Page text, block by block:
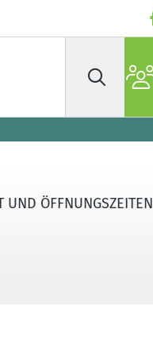
Suche
UND ÖFFNUNGSZEITEN